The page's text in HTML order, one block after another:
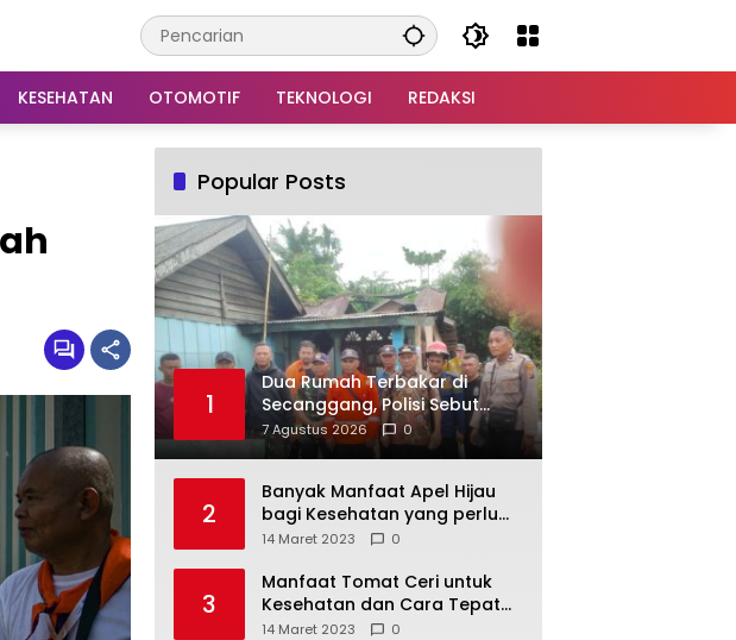
KESEHATAN OTOMOTIF TEKNOLOGI REDAKSI
Popular Posts
1
Dua Rumah Terbakar di
Secanggang, Polisi Sebut
Obat Nyamuk Bakar Jadi
Dugaan Pemicu
7 Agustus 2026 0
2
Banyak Manfaat Apel Hijau
bagi Kesehatan yang perlu
Anda ketahui
14 Maret 2023 0
3
Manfaat Tomat Ceri untuk
Kesehatan dan Cara Tepat
Mengonsumsinya
14 Maret 2023 0